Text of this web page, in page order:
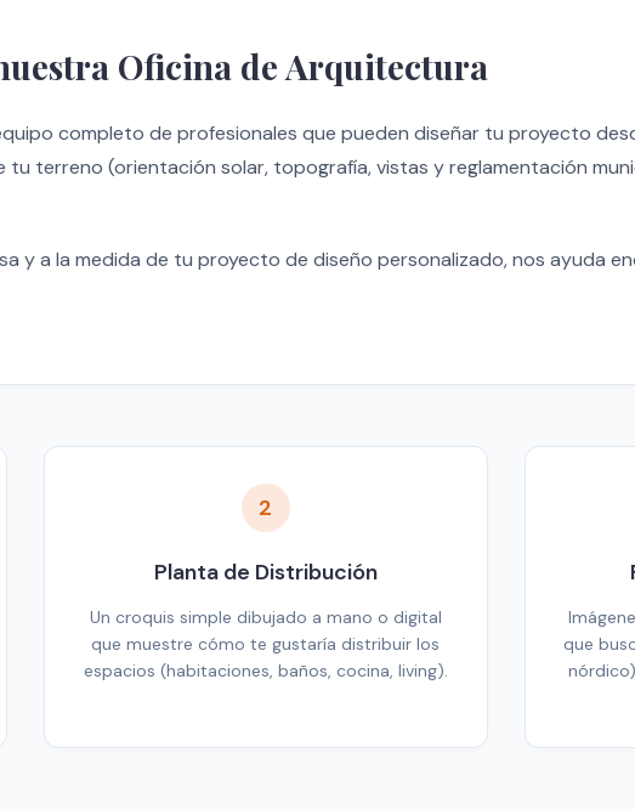
Oficina de Arquitectura
completo de profesionales que pueden diseñar tu proyecto
terreno (orientación solar, topografía, vistas y reglamentación
y a la medida de tu proyecto de diseño personalizado, nos ayuda
2
Planta de Distribución
Un croquis simple dibujado a mano o digital
que muestre cómo te gustaría distribuir los
espacios (habitaciones, baños, cocina, living).
que